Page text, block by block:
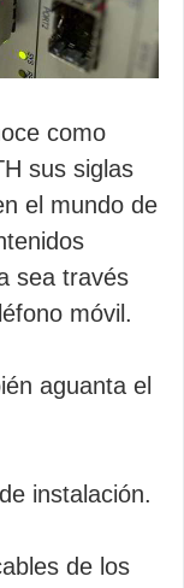
como
sus siglas
el mundo de
sea través
móvil.
aguanta el
instalación.
de los